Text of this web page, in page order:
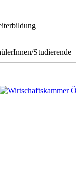
Studierende